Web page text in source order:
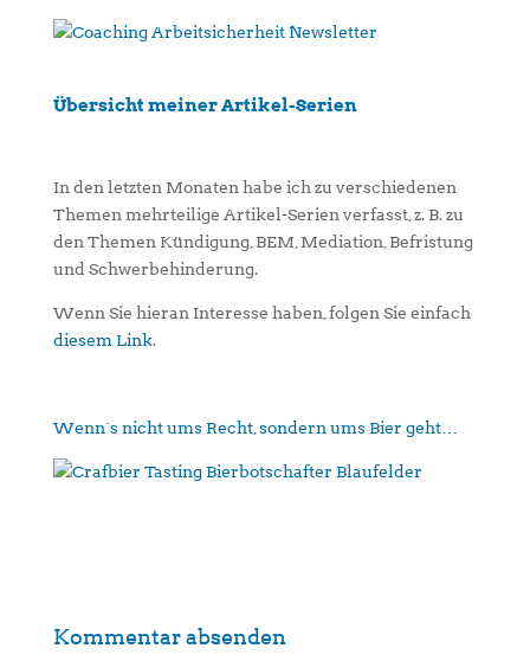
Übersicht meiner Artikel-Serien
In den letzten Monaten habe ich zu verschiedenen
Themen mehrteilige Artikel-Serien verfasst, z. B. zu
den Themen Kündigung, BEM, Mediation, Befristung
und Schwerbehinderung.
Wenn Sie hieran Interesse haben, folgen Sie einfach
diesem Link.
Wenn´s nicht ums Recht, sondern ums Bier geht…
Kommentar absenden